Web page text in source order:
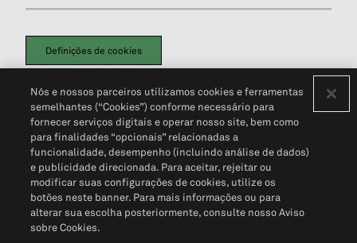
Definições de cookies
Política de PrivacidadePortal de privacidade do cliente (em inglês)
Não Venda Minhas Informações Pessoais© 2026 S&P Global
Nós e nossos parceiros utilizamos cookies e ferramentas
semelhantes (“Cookies”) conforme necessário para
fornecer serviços digitais e operar nosso site, bem como
para finalidades “opcionais” relacionadas a
funcionalidade, desempenho (incluindo análise de dados)
e publicidade direcionada. Para aceitar, rejeitar ou
modificar suas configurações de cookies, utilize os
botões neste banner. Para mais informações ou para
alterar sua escolha posteriormente, consulte nosso Aviso
sobre Cookies.